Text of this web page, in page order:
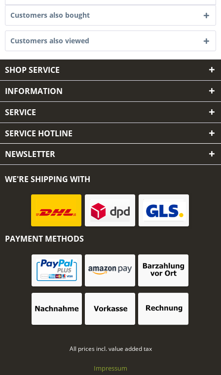
Customers also bought
Customers also viewed
SHOP SERVICE
INFORMATION
SERVICE
SERVICE HOTLINE
NEWSLETTER
WE'RE SHIPPING WITH
PAYMENT METHODS
All prices incl. value added tax
Impressum